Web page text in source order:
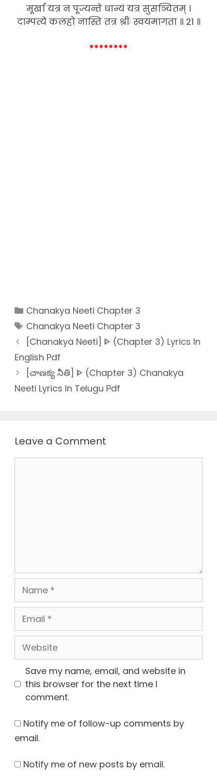
मूर्खा यत्र न पूज्यन्ते धान्यं यत्र सुसञ्चितम् ।
दाम्पत्ये कलहो नास्ति तत्र श्रीः स्वयमागता ॥ 21 ॥
********
Categories
Chanakya Neeti Chapter 3
Tags
Chanakya Neeti Chapter 3
[Chanakya Neeti] ᐈ (Chapter 3) Lyrics In
English Pdf
[చాణక్య నీతి] ᐈ (Chapter 3) Chanakya
Neeti Lyrics In Telugu Pdf
Leave a Comment
Name
Email
Website
Save my name, email, and website in
this browser for the next time I
comment.
Notify me of follow-up comments by
email.
Notify me of new posts by email.